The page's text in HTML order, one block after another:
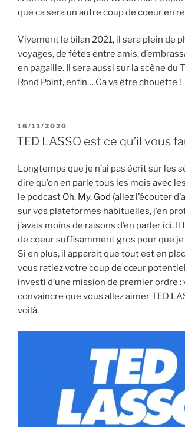
que ca sera un autre coup de coeur en
Vivement le bilan 2021, il sera plein de
voyages, de fêtes entre amis,
en pagaille. Il sera aussi sur la scène du
Rond Point, enfin… Ca va être chouette !
PUBLIÉ
LE
16/11/2020
TED LASSO est ce qu’il vous
Longtemps que je n’ai pas écrit sur les
dire qu’on en parle tous les mois avec
le podcast Oh. My. God (allez l’écouter
sur vos plateformes habituelles, j’en
j’avais moins de raisons d’en parler ici.
de coeur suffisamment gros pour que je
Si en plus, il apparait que tout est en
vous ratiez votre coup de cœur
investi d’une mission de premier ordre :
convaincre que vous allez aimer TED
voilà.